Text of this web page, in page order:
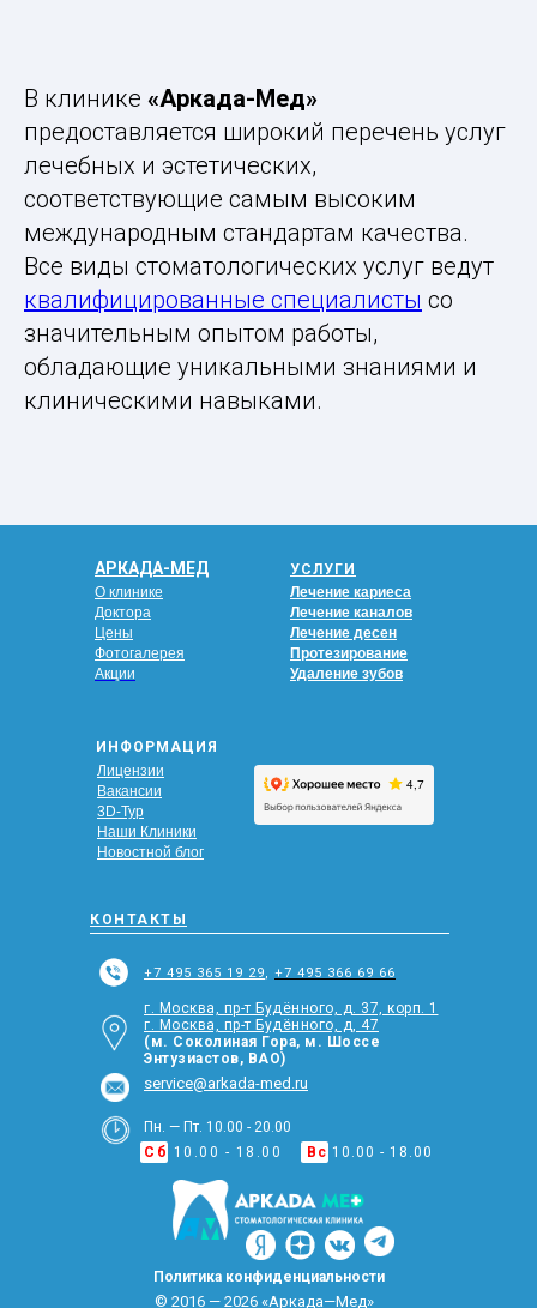
В клинике «Аркада-Мед»
предоставляется широкий перечень услуг
лечебных и эстетических,
соответствующие самым высоким
международным стандартам качества.
Все виды стоматологических услуг ведут
квалифицированные специалисты со
значительным опытом работы,
обладающие уникальными знаниями и
клиническими навыками.
О клинике
Доктора
Цены
Фотогалерея
Акции
УСЛУГИ
Лечение кариеса
Лечение каналов
Лечение десен
Протезирование
Удаление зубов
ИНФОРМАЦИЯ
Лицензии
Вакансии
3D-Тур
Наши Клиники
Новостной блог
© 2016 — 2026 «Аркада—Мед»
КОНТАКТЫ
+7 495 365 19 29, +7 495 366 69 66
г. Москва, пр-т Будённого, д. 37, корп. 1
г. Москва, пр-т Будённого, д, 47
(м. Соколиная Гора, м. Шоссе
Энтузиастов, ВАО)
service@arkada-med.ru
АРКАДА-МЕД
Пн. — Пт. 10.00 - 20.00
Сб 10.00 - 18.00 Вс 10.00 - 18.00
Политика конфиденциальности